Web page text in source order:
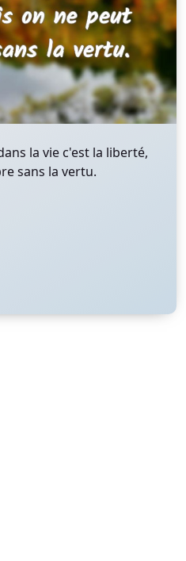
la vie c'est la liberté,
sans la vertu.